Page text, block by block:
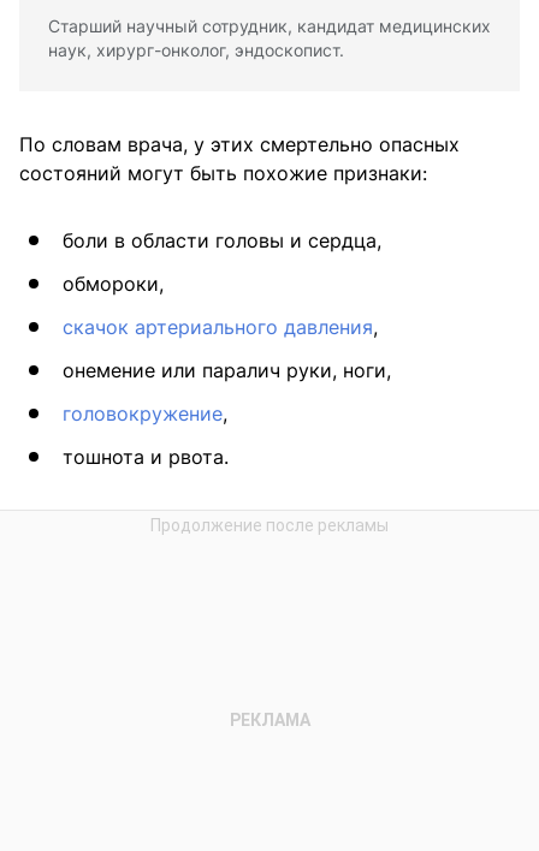
Старший научный сотрудник, кандидат медицинских
наук, хирург-онколог, эндоскопист.
По словам врача, у этих смертельно опасных
состояний могут быть похожие признаки:
боли в области головы и сердца,
обмороки,
скачок артериального давления,
онемение или паралич руки, ноги,
головокружение,
тошнота и рвота.